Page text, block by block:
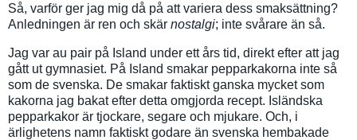
Så, varför ger jag mig då på att variera dess smaksättning?
Anledningen är ren och skär nostalgi; inte svårare än så.
Jag var au pair på Island under ett års tid, direkt efter att jag
gått ut gymnasiet. På Island smakar pepparkakorna inte så
som de svenska. De smakar faktiskt ganska mycket som
kakorna jag bakat efter detta omgjorda recept. Isländska
pepparkakor är tjockare, segare och mjukare. Och, i
ärlighetens namn faktiskt godare än svenska hembakade